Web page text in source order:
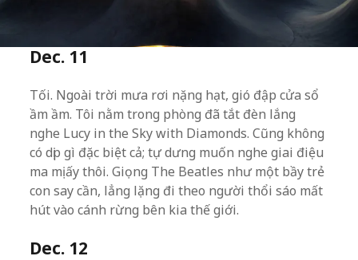
Dec. 11
Tối. Ngoài trời mưa rơi nặng hạt, gió đập cửa sổ
ầm ầm. Tôi nằm trong phòng đã tắt đèn lắng
nghe Lucy in the Sky with Diamonds. Cũng không
có dịp gì đặc biệt cả; tự dưng muốn nghe giai điệu
ma mị ấy thôi. Giọng The Beatles như một bầy trẻ
con say cần, lẳng lặng đi theo người thổi sáo mất
hút vào cánh rừng bên kia thế giới.
Dec. 12